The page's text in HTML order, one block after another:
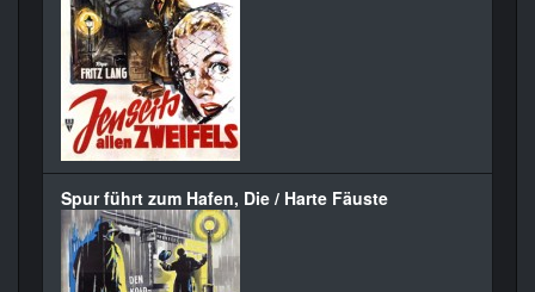
Spur führt zum Hafen, Die / Harte Fäuste